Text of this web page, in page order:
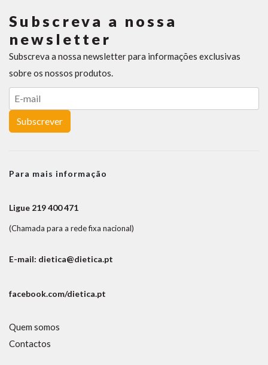
Subscreva a nossa
newsletter
Subscreva a nossa newsletter para informações exclusivas
sobre os nossos produtos.
Subscrever
Para mais informação
Ligue 219 400 471
(Chamada para a rede fixa nacional)
E-mail: dietica@dietica.pt
facebook.com/dietica.pt
Quem somos
Contactos